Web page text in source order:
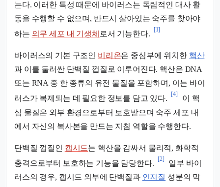
는다. 이러한 특성 때문에 바이러스는 독립적인 대사 활
동을 수행할 수 없으며, 반드시 살아있는 숙주를 찾아야
하는 의무 세포 내 기생체 로서 기능한다.
[1]
바이러스의 기본 구조인 비리온은 중심부에 위치한 핵산
과 이를 둘러싼 단백질 껍질로 이루어진다. 핵산은 DNA
또는 RNA 중 한 종류의 유전 물질을 포함하며, 이는 바이
러스가 복제되는 데 필요한 정보를 담고 있다.
[4]
이 핵
심 물질은 외부 환경으로부터 보호받으며 숙주 세포 내
에서 자신의 복사본을 만드는 지침 역할을 수행한다.
단백질 껍질인 캡시드는 핵산을 감싸서 물리적, 화학적
충격으로부터 보호하는 기능을 담당한다.
[2]
일부 바이
러스의 경우, 캡시드 외부에 단백질과 인지질 성분의 막